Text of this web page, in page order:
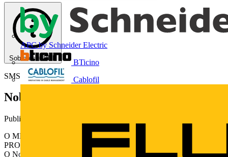
APC by Schneider Electric
BTicino
Cablofil
Sobre este PDF
SMS
Nobreak Digital
Publicado: 20 de março de 2012
O MELHOR DA TECNOLOGIA DO NOBREAK EM UM
PRODUTO LEVE E COMPACTO
O Nobreak Digital foi desenvolvido com a mais avançada tecnologia